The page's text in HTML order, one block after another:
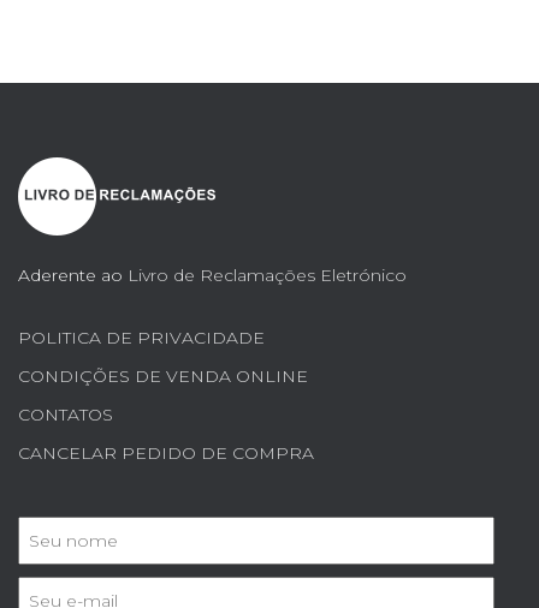
Aderente ao Livro de Reclamações Eletrónico
POLITICA DE PRIVACIDADE
CONDIÇÕES DE VENDA ONLINE
CONTATOS
CANCELAR PEDIDO DE COMPRA